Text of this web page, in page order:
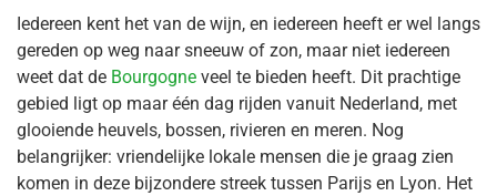
Iedereen kent het van de wijn, en iedereen heeft er wel langs
gereden op weg naar sneeuw of zon, maar niet iedereen
weet dat de Bourgogne veel te bieden heeft. Dit prachtige
gebied ligt op maar één dag rijden vanuit Nederland, met
glooiende heuvels, bossen, rivieren en meren. Nog
belangrijker: vriendelijke lokale mensen die je graag zien
komen in deze bijzondere streek tussen Parijs en Lyon. Het